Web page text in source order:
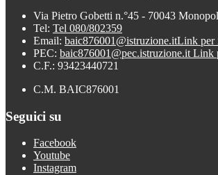
Via Pietro Gobetti n.°45 - 70043
Tel: Tel 080/802359
Email: baic876001@istruzione.itLink per
PEC: baic876001@pec.istruzione.it Link
C.F.: 93423440721
C.M. BAIC876001
Seguici su
Facebook
Youtube
Instagram